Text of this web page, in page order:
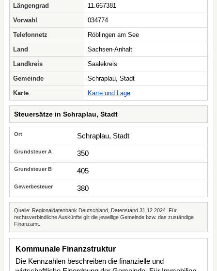
Längengrad
11.667381
Vorwahl
034774
Telefonnetz
Röblingen am See
Land
Sachsen-Anhalt
Landkreis
Saalekreis
Gemeinde
Schraplau, Stadt
Karte
Karte und Lage
Steuersätze in Schraplau, Stadt
Schraplau, Stadt
350
405
380
Quelle: Regionaldatenbank Deutschland, Datenstand 31.12.2024. Für
rechtsverbindliche Auskünfte gilt die jeweilige Gemeinde bzw. das zuständige
Finanzamt.
Kommunale Finanzstruktur
Die Kennzahlen beschreiben die finanzielle und